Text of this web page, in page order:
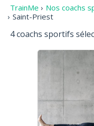
TrainMe › Nos coachs
› Saint-Priest
4 coachs sportifs